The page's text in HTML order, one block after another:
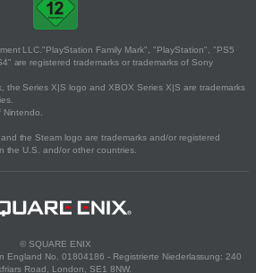
LLC."PlayStation Family Mark", "PlayStation", "PS5
are registered trademarks or trademarks of Sony
the Series X|S logo and XBOX Series X|S are trademarks
Nintendo.
the Steam logo are trademarks and/or registered
the U.S. and/or other countries.
© SQUARE ENIX
England No. 01804186 - Registrierte Niederlassung: 240
Road, London, SE1 8NW.